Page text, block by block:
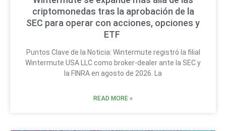
criptomonedas tras la aprobación de la
SEC para operar con acciones, opciones y
ETF
Puntos Clave de la Noticia: Wintermute registró la filial
Wintermute USA LLC como broker-dealer ante la SEC y
la FINRA en agosto de 2026. La
READ MORE »